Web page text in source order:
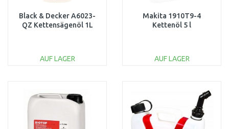
Black & Decker A6023-
QZ Kettensägenöl 1L
AUF LAGER
Vergleichen
Makita 1910T9-4
Kettenöl 5 l
AUF LAGER